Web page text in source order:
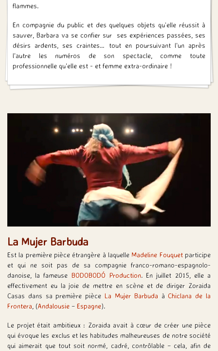
flammes.
En compagnie du public et des quelques objets qu’elle réussit à
sauver, Barbara va se confier sur ses expériences passées, ses
désirs ardents, ses craintes… tout en poursuivant l'un après
l'autre les numéros de son spectacle, comme toute
professionnelle qu'elle est - et femme extra-ordinaire !
La Mujer Barbuda
Est la première pièce étrangère à laquelle Madeline Fouquetparticipe
et qui ne soit pas de sa compagnie franco-romano-espagnolo-
danoise, la fameuse BODOBODÓ Production.En juillet 2015, elle a
effectivement eu la joie de mettre en scène et de diriger Zoraida
Casas dans sa première pièceLa Mujer Barbuda àChiclana de la
Frontera , (Andalousie – Espagne).
Le projet était ambitieux : Zoraida avait à cœur de créer une pièce
qui évoque les exclus et les habitudes malheureuses de notre société
qui aimerait que tout soit normé, cadré, contrôlable – cela, afin de